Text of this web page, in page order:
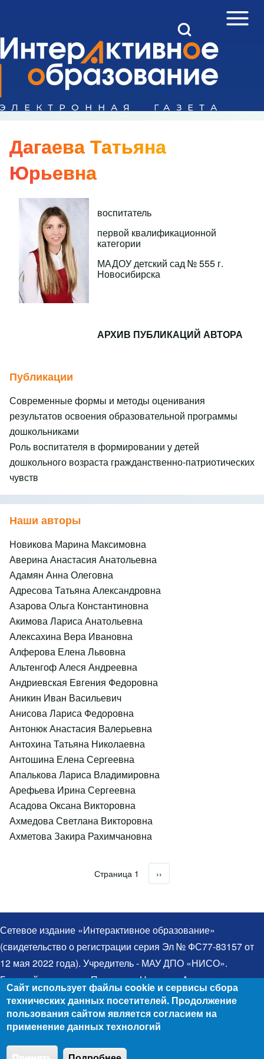
Поиск
Open Sidebar
Open Search Block
Дагаева Татьяна
Юрьевна
воспитатель
первой квалификационной
категории
МАДОУ детский сад № 555 г.
Новосибирска
АРХИВ ПУБЛИКАЦИЙ АВТОРА
Публикации
Современные формы и методы оценивания
результатов освоения образовательной программы
дошкольниками
Роль воспитателя в формировании у детей
дошкольного возраста гражданственно-патриотических
чувств
Наши авторы
Новикова Марина Максимовна
Аверина Анастасия Анатольевна
Адамян Анна Олеговна
Адресова Татьяна Александровна
Азарова Ольга Константиновна
Акимова Лариса Анатольевна
Алексахина Вера Ивановна
Алферова Елена Львовна
Альтенгоф Алеся Андреевна
Андриевская Евгения Федоровна
Аникин Иван Васильевич
Анисова Лариса Федоровна
Антонюк Анастасия Валерьевна
Антохина Татьяна Николаевна
Антошина Елена Сергеевна
Апалькова Лариса Владимировна
Арефьева Ирина Сергеевна
Асадова Оксана Викторовна
Ахмедова Светлана Викторовна
Ахметова Закира Рахимчановна
Нумерация страниц
Страница 1 Следующая страница
››
Сетевое издание «Интерактивное образование»
(свидетельство о регистрации серия Эл № ФС77-83157 от
12 мая 2022 года). Учредитель - МАУ ДПО «НИСО».
Главный редактор – Протченко Надежда Александровна.
Телефон: 8(383)314-03-03. Электронная почта:
egida@yandex.ru. При использовании материалов ссылка
на сайт обязательна. Все права защищены. Для детей
старше 12 лет (12+). © 2006 - 2026
Сайт использует файлы cookie и сервисы сбора
технических данных посетителей. Продолжение
пользования сайтом является согласием на
применение данных технологий